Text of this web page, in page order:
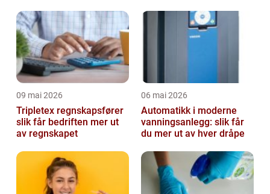
09 mai 2026
Tripletex regnskapsfører
slik får bedriften mer ut
av regnskapet
06 mai 2026
Automatikk i moderne
vanningsanlegg: slik får
du mer ut av hver dråpe